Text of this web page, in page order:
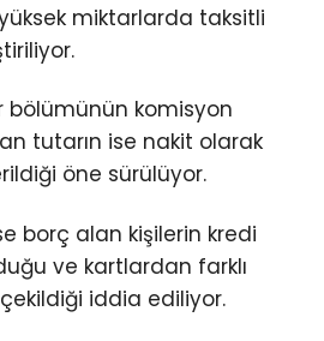
miktarlarda taksitli
bölümünün komisyon
tutarın ise nakit olarak
öne sürülüyor.
borç alan kişilerin kredi
ve kartlardan farklı
iddia ediliyor.